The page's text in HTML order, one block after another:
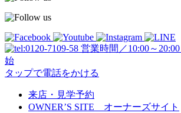
営業時間／10:00～
始
タップで電話をかける
来店・見学予約
OWNER’S SITE オーナーズサイト